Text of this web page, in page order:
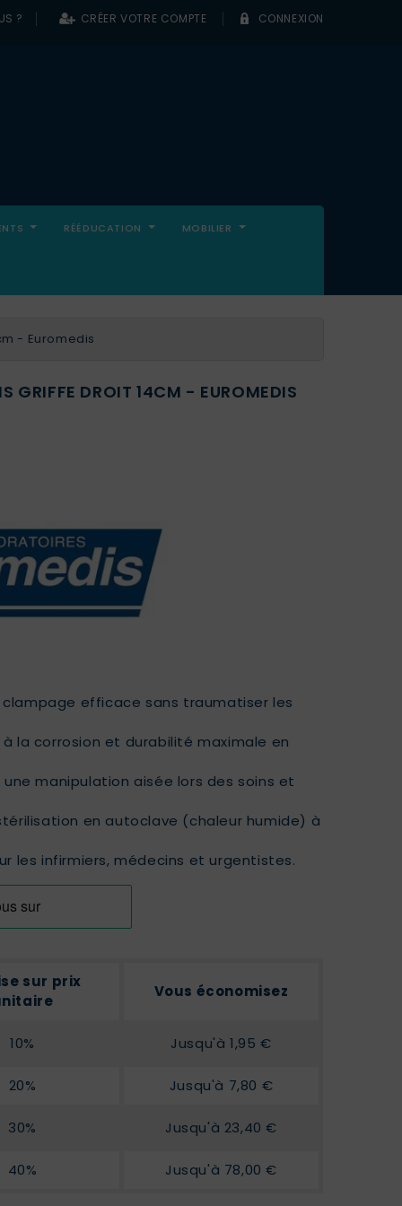
? CRÉER VOTRE COMPTE CONNEXION
RÉÉDUCATION MOBILIER
- Euromedis
GRIFFE DROIT 14CM - EUROMEDIS
clampage efficace sans traumatiser les
la corrosion et durabilité maximale en
manipulation aisée lors des soins et
en autoclave (chaleur humide) à
les infirmiers, médecins et urgentistes.
sur prix
Vous économisez
10% Jusqu'à 1,95 €
20% Jusqu'à 7,80 €
30% Jusqu'à 23,40 €
40% Jusqu'à 78,00 €